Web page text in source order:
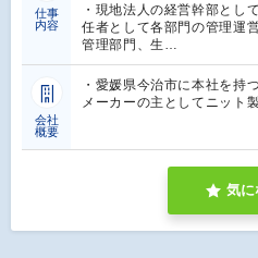
仕事
内容
・現地法人の経営幹部とし
任者として各部門の管理運
管理部門、生…
会社
概要
・愛媛県今治市に本社を持
メーカーの主としてニット
気に